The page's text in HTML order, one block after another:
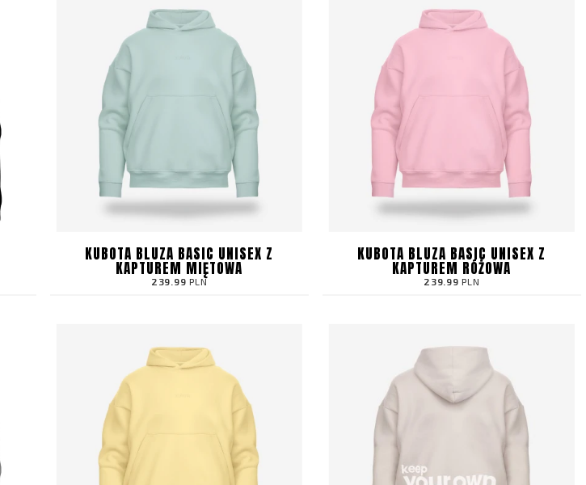
KUBOTA BLUZA BASIC UNISEX Z
KAPTUREM MIĘTOWA
239.99 PLN
KUBOTA BLUZA BASIC UNISEX Z
KAPTUREM RÓŻOWA
239.99 PLN